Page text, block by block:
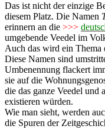
Das ist nicht der einzige
diesem Platz. Die Namen
erinnern an die >>>
umgebende Veedel im
Auch das wird ein Thema
Diese Namen sind
Umbenennung flackert
sie auf die
die das ganze Veedel und
existieren würden.
Wie man sieht, werden
die Spuren der